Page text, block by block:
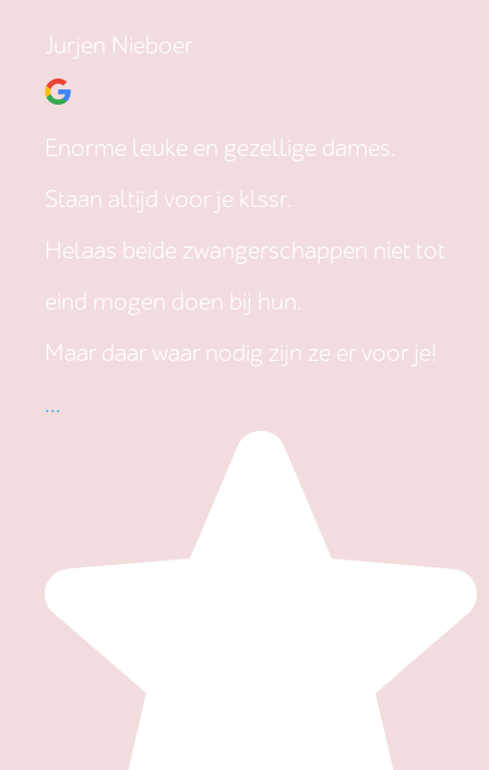
Jurjen Nieboer
Enorme leuke en gezellige dames.
Staan altijd voor je klssr.
Helaas beide zwangerschappen niet tot
eind mogen doen bij hun.
Maar daar waar nodig zijn ze er voor je!
...